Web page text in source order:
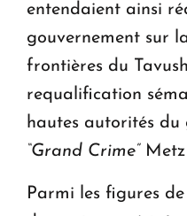
entendaient ainsi
gouvernement sur
frontières du
requalification
hautes autorités du
“Grand Crime”
Parmi les figures